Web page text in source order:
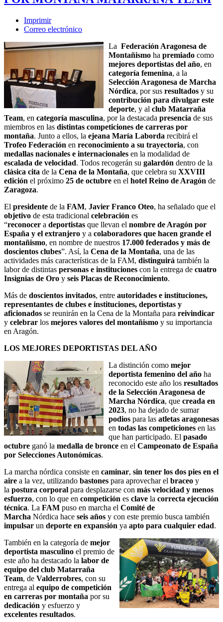
Imprimir
Correo electrónico
La Federación Aragonesa de
Montañismo ha premiado como
mejores deportistas del año, en
categoría femenina, a la
Selección Aragonesa de Marcha
Nórdica, por sus resultados y su
contribución para divulgar este
deporte, y al club Matarraña
Team, en categoría masculina, por la destacada presencia de sus
miembros en las distintas competiciones de carreras por
montaña. Junto a ellos, la ejeana María Laborda recibirá el
Trofeo Federación en reconocimiento a su trayectoria, con
medallas nacionales e internacionales en la modalidad de
escalada de velocidad. Todos recogerán su galardón dentro de la
clásica cita de la Cena de la Montaña, que celebra su XXVIII
edición el próximo 25 de octubre en el hotel Reino de Aragón de
Zaragoza.
El presidente de la FAM, Javier Franco Oteo, ha señalado que el
objetivo de esta tradicional celebración es
“reconocer a deportistas que llevan el nombre de Aragón por
España y el extranjero y a colaboradores que hacen grande el
montañismo, en nombre de nuestros 17.000 federados y más de
doscientos clubes”. Así, la Cena de la Montaña, una de las
actividades más características de la FAM, distinguirá también la
labor de distintas personas e instituciones con la entrega de cuatro
Insignias de Oro y seis Placas de Reconocimiento.
Más de doscientos invitados, entre autoridades e instituciones,
representantes de clubes e instituciones, deportistas y
aficionados se reunirán en la Cena de la Montaña para reivindicar
y celebrar los mejores valores del montañismo y su importancia
en Aragón.
LOS MEJORES DEPORTISTAS DEL AÑO
La distinción como mejor
deportista femenino del año ha
reconocido este año los resultados
de la Selección Aragonesa de
Marcha Nórdica, que creada en
2023, no ha dejado de sumar
podios para las atletas aragonesas
en todas las competiciones en las
que han participado. El pasado
octubre ganó la medalla de bronce en el Campeonato de España
por Selecciones Autonómicas.
La marcha nórdica consiste en caminar, sin tener los dos pies en el
aire a la vez, utilizando bastones para aprovechar el braceo y
la postura corporal para desplazarse con más velocidad y menos
esfuerzo, con lo que en competición es clave la correcta ejecución
técnica. La FAM puso en marcha el Comité de
Marcha Nórdica hace seis años y con este premio busca también
impulsar un deporte en expansión ya apto para cualquier edad.
También en la categoría de mejor
deportista masculino el premio de
este año ha destacado la labor de
equipo del club Matarraña
Team, de Valderrobres, con su
entrega al equipo de competición
en carreras por montaña por su
dedicación y esfuerzo y
excelentes resultados.